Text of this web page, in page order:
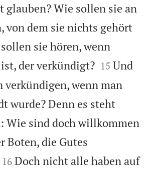
glauben? Wie sollen sie an
von dem sie nichts gehört
sie hören, wenn
der verkündigt?
15 Und
verkündigen, wenn man
wurde? Denn es steht
Wie sind doch willkommen
Boten, die Gutes


16 Doch nicht alle haben auf